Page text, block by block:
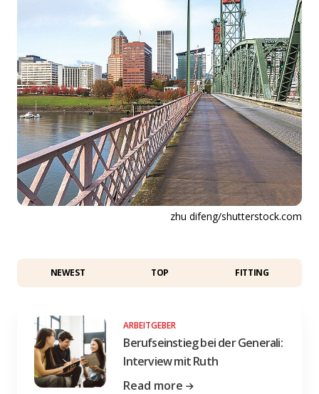
zhu difeng/shutterstock.com
NEWEST TOP FITTING
ARBEITGEBER
Berufseinstieg bei der Generali:
Interview mit Ruth
Read more